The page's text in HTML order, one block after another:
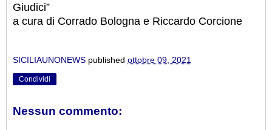
Giudici”
a cura di Corrado Bologna e Riccardo Corcione
SICILIAUNONEWS published ottobre 09, 2021
Condividi
Nessun commento: